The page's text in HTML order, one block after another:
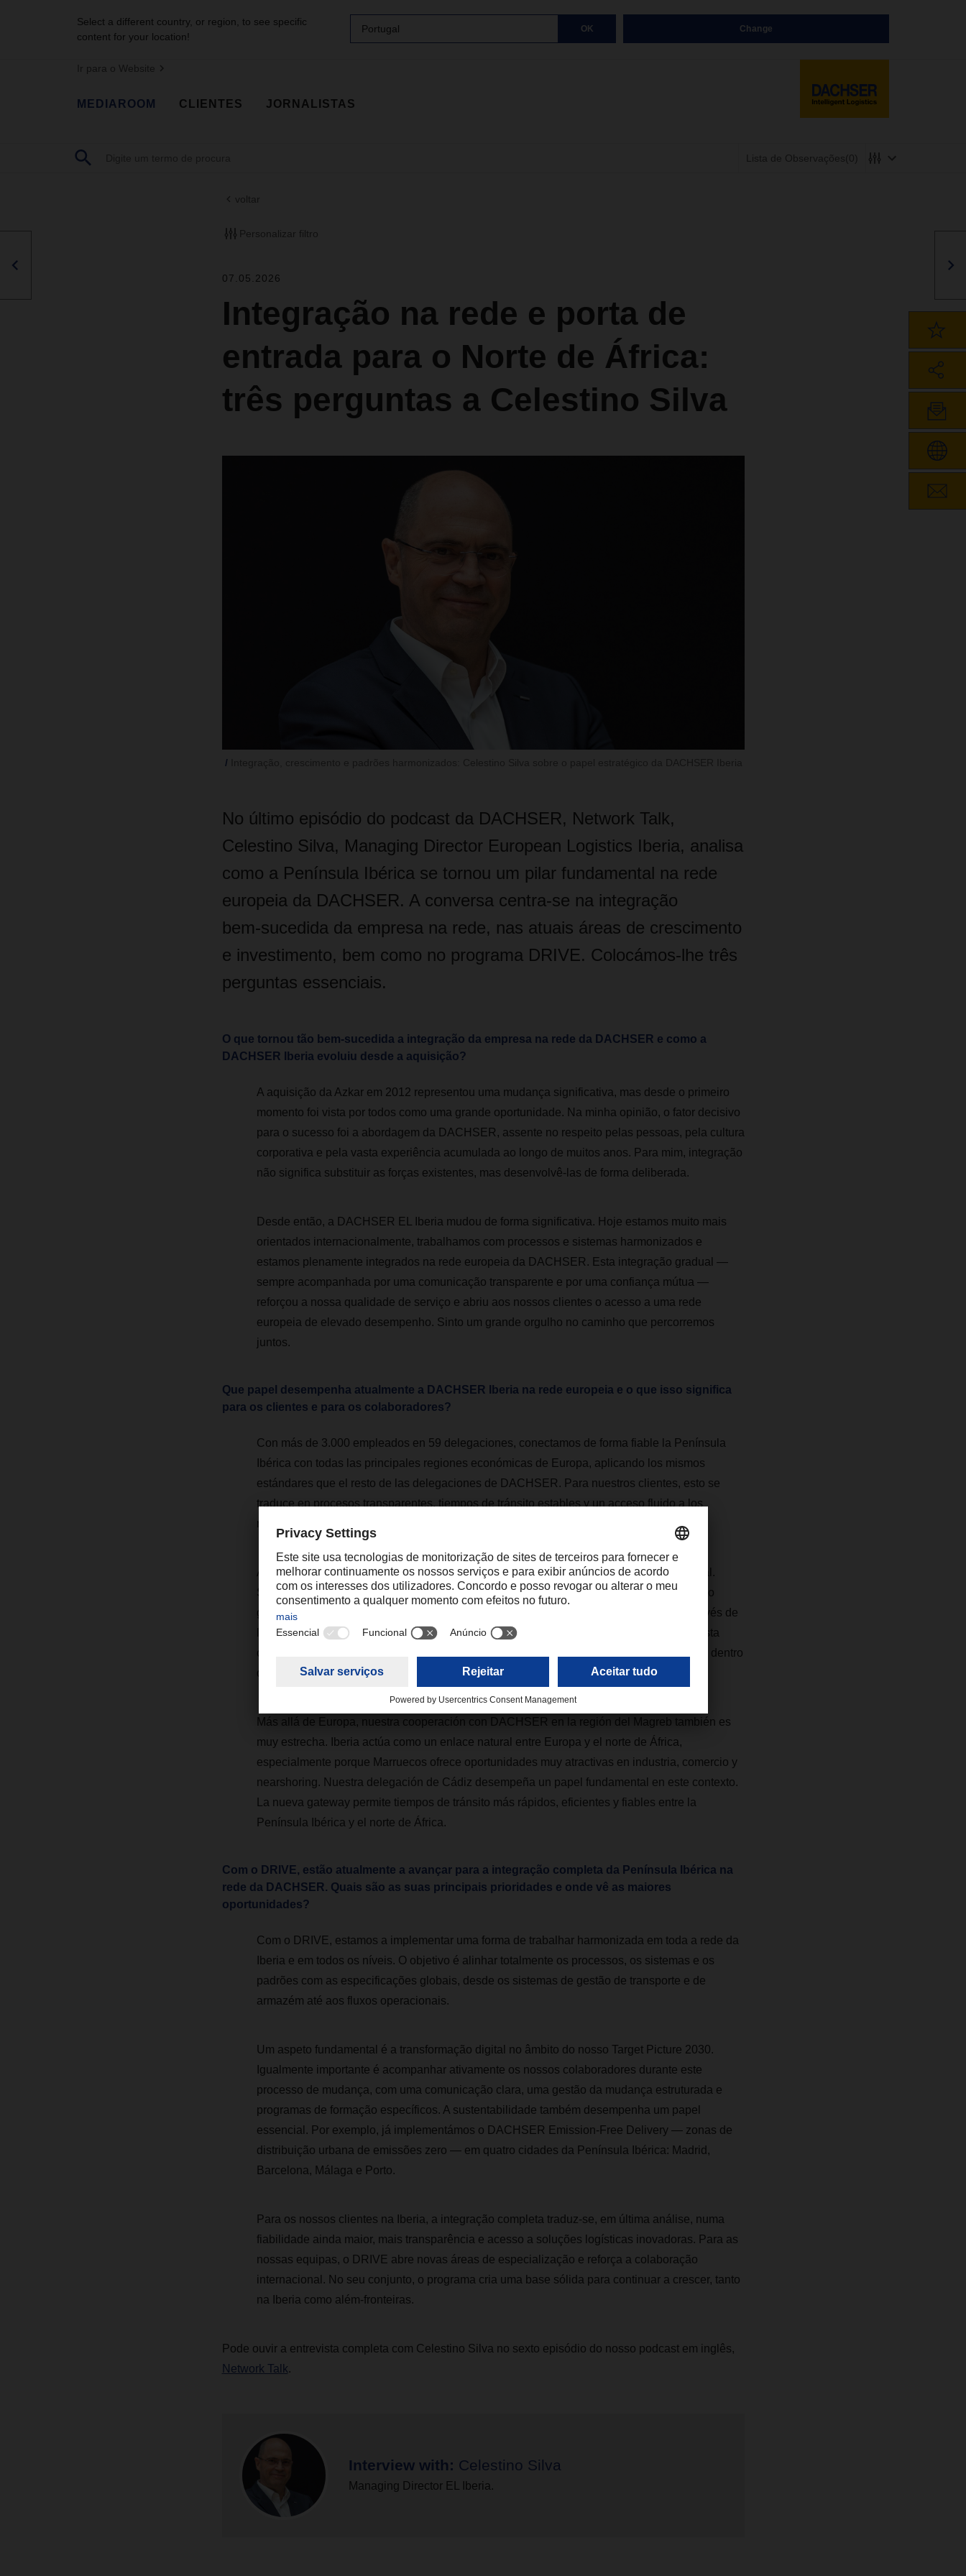
Select a different country, or region, to see specific
content for your location!
Portugal OK Change
Ir para o Website
MEDIAROOM CLIENTES JORNALISTAS
Lista de Observações (0)
voltar
Personalizar filtro
07.05.2026
Integração na rede e porta de
entrada para o Norte de África:
três perguntas a Celestino Silva
No último episódio do podcast da DACHSER, Network Talk,
Celestino Silva, Managing Director European Logistics Iberia, analisa
como a Península Ibérica se tornou um pilar fundamental na rede
europeia da DACHSER. A conversa centra‑se na integração
bem‑sucedida da empresa na rede, nas atuais áreas de crescimento
e investimento, bem como no programa DRIVE. Colocámos-lhe três
perguntas essenciais.
O que tornou tão bem-sucedida a integração da empresa na rede da DACHSER e como a
DACHSER Iberia evoluiu desde a aquisição?
A aquisição da Azkar em 2012 representou uma mudança significativa, mas desde o primeiro
momento foi vista por todos como uma grande oportunidade. Na minha opinião, o fator decisivo
para o sucesso foi a abordagem da DACHSER, assente no respeito pelas pessoas, pela cultura
corporativa e pela vasta experiência acumulada ao longo de muitos anos. Para mim, integração
não significa substituir as forças existentes, mas desenvolvê‑las de forma deliberada.
Desde então, a DACHSER EL Iberia mudou de forma significativa. Hoje estamos muito mais
orientados internacionalmente, trabalhamos com processos e sistemas harmonizados e
estamos plenamente integrados na rede europeia da DACHSER. Esta integração gradual —
sempre acompanhada por uma comunicação transparente e por uma confiança mútua —
reforçou a nossa qualidade de serviço e abriu aos nossos clientes o acesso a uma rede
europeia de elevado desempenho. Sinto um grande orgulho no caminho que percorremos
juntos.
Que papel desempenha atualmente a DACHSER Iberia na rede europeia e o que isso significa
para os clientes e para os colaboradores?
Con más de 3.000 empleados en 59 delegaciones, conectamos de forma fiable la Península
Ibérica con todas las principales regiones económicas de Europa, aplicando los mismos
estándares que el resto de las delegaciones de DACHSER. Para nuestros clientes, esto se
traduce en procesos transparentes, tiempos de tránsito estables y un acceso fluido a los
mercados europeos.
Al mismo tiempo, nuestros equipos se benefician de formar parte de una red internacional.
Saben que su trabajo diario tiene un impacto directo en el rendimiento de toda la red. Esto
genera un fuerte sentido de pertenencia y abre nuevas oportunidades, por ejemplo, a través de
la colaboración internacional, el intercambio de conocimiento y el desarrollo personal. Esta
combinación de experiencia local y orientación global convierte a Iberia en un pilar clave dentro
de la red.
Más allá de Europa, nuestra cooperación con DACHSER en la región del Magreb también es
muy estrecha. Iberia actúa como un enlace natural entre Europa y el norte de África,
especialmente porque Marruecos ofrece oportunidades muy atractivas en industria, comercio y
nearshoring. Nuestra delegación de Cádiz desempeña un papel fundamental en este contexto.
La nueva gateway permite tiempos de tránsito más rápidos, eficientes y fiables entre la
Península Ibérica y el norte de África.
Com o DRIVE, estão atualmente a avançar para a integração completa da Península Ibérica na
rede da DACHSER. Quais são as suas principais prioridades e onde vê as maiores
oportunidades?
Com o DRIVE, estamos a implementar uma forma de trabalhar harmonizada em toda a rede da
Iberia e em todos os níveis. O objetivo é alinhar totalmente os processos, os sistemas e os
padrões com as especificações globais, desde os sistemas de gestão de transporte e de
armazém até aos fluxos operacionais.
Um aspeto fundamental é a transformação digital no âmbito do nosso Target Picture 2030.
Igualmente importante é acompanhar ativamente os nossos colaboradores durante este
processo de mudança, com uma comunicação clara, uma gestão da mudança estruturada e
programas de formação específicos. A sustentabilidade também desempenha um papel
essencial. Por exemplo, já implementámos o DACHSER Emission‑Free Delivery — zonas de
distribuição urbana de emissões zero — em quatro cidades da Península Ibérica: Madrid,
Barcelona, Málaga e Porto.
Para os nossos clientes na Iberia, a integração completa traduz‑se, em última análise, numa
fiabilidade ainda maior, mais transparência e acesso a soluções logísticas inovadoras. Para as
nossas equipas, o DRIVE abre novas áreas de especialização e reforça a colaboração
internacional. No seu conjunto, o programa cria uma base sólida para continuar a crescer, tanto
na Iberia como além‑fronteiras.
Pode ouvir a entrevista completa com Celestino Silva no sexto episódio do nosso podcast em inglês,
Network Talk.
Interview with: Celestino Silva
Managing Director EL Iberia.